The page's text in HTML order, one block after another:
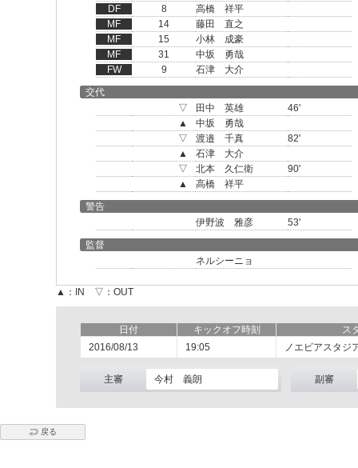
DF
8
高橋 祥平
MF
14
藤田 直之
MF
15
小林 成豪
MF
31
中坂 勇哉
FW
9
石津 大介
交代
▽
田中 英雄
46'
▲
中坂 勇哉
▽
渡邉 千真
82'
▲
石津 大介
▽
北本 久仁衛
90'
▲
高橋 祥平
警告
伊野波 雅彦
53'
監督
ネルシーニョ
▲：IN ▽：OUT
日付 キックオフ時刻
ス
2016/08/13
19:05 ノエビアスタジ
主審 今村 義朗 副審
戻る